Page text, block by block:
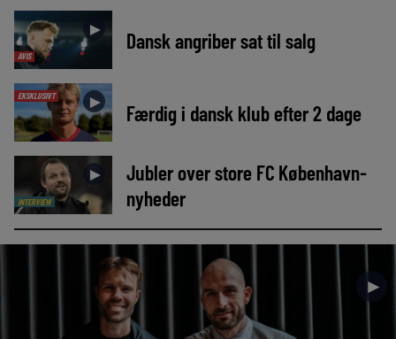
AVIS
► Dansk angriber sat til salg
EKSKLUSIVT ► Færdig i dansk klub efter 2 dage
INTERVIEW
►
Jubler over store FC København-
nyheder
►